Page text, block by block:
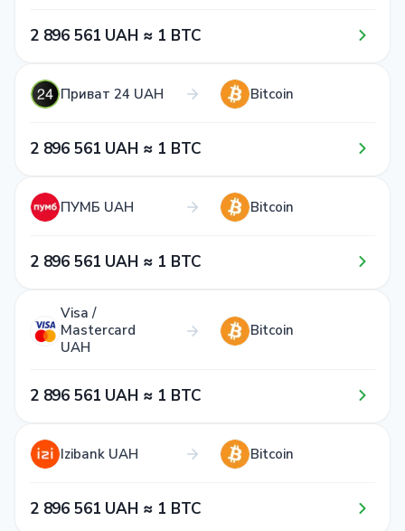
2​ 8​9​6​ 5​6​1​ UAH ≈ 1​ BTC
Приват 24 UAH Bitcoin
2​ 8​9​6​ 5​6​1​ UAH ≈ 1​ BTC
ПУМБ UAH Bitcoin
2​ 8​9​6​ 5​6​1​ UAH ≈ 1​ BTC
Visa /
Mastercard
UAH
Bitcoin
2​ 8​9​6​ 5​6​1​ UAH ≈ 1​ BTC
Izibank UAH Bitcoin
2​ 8​9​6​ 5​6​1​ UAH ≈ 1​ BTC